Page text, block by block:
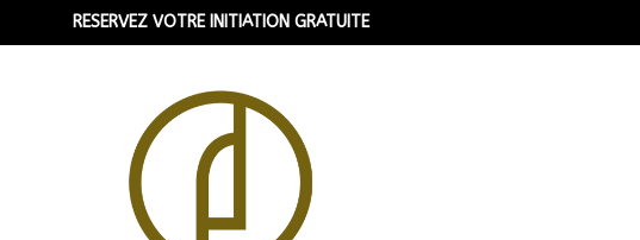
RESERVEZ VOTRE INITIATION GRATUITE